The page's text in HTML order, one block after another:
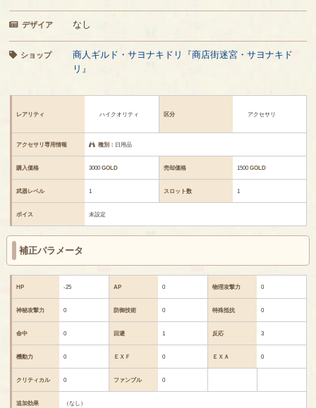
デザイア なし
ショップ
商人ギルド・サヨナキドリ『商店街迷宮・サヨナキド
リ』
レアリティ ハイクオリティ 区分 アクセサリ
アクセサリ専用情報 種別： 日用品
購入価格 3000GOLD 売却価格 1500GOLD
武器レベル 1 スロット数 1
ボイス 未設定
補正パラメータ
HP -25 AP 0 物理攻撃力 0
神秘攻撃力 0 防御技術 0 特殊抵抗 0
命中 0 回避 1 反応 3
機動力 0 ＥＸＦ 0 ＥＸＡ 0
クリティカル 0 ファンブル 0
追加効果 （なし）